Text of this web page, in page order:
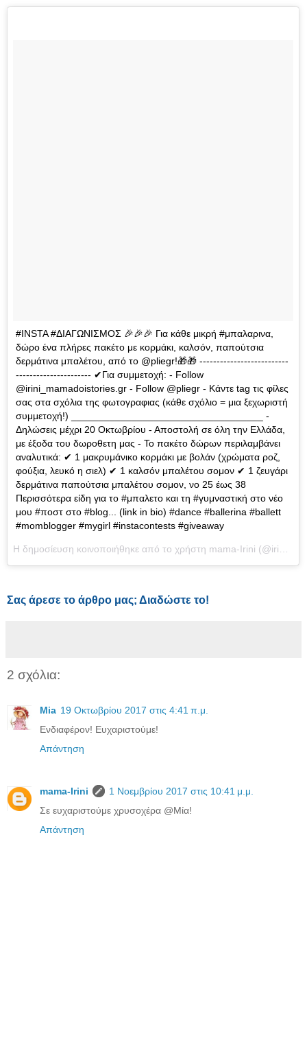
#INSTA #ΔΙΑΓΩΝΙΣΜΟΣ 🎉🎉🎉 Για κάθε μικρή #μπαλαρινα,
δώρο ένα πλήρες πακέτο με κορμάκι, καλσόν, παπούτσια
δερμάτινα μπαλέτου, από το @pliegr!🎁🎁 --------------------------
---------------------- ✔Για συμμετοχή: - Follow
@irini_mamadoistories.gr - Follow @pliegr - Κάντε tag τις φίλες
σας στα σχόλια της φωτογραφιας (κάθε σχόλιο = μια ξεχωριστή
συμμετοχή!) ___________________________________ -
Δηλώσεις μέχρι 20 Οκτωβρίου - Αποστολή σε όλη την Ελλάδα,
με έξοδα του δωροθετη μας - Το πακέτο δώρων περιλαμβάνει
αναλυτικά: ✔ 1 μακρυμάνικο κορμάκι με βολάν (χρώματα ροζ,
φούξια, λευκό η σιελ) ✔ 1 καλσόν μπαλέτου σομον ✔ 1 ζευγάρι
δερμάτινα παπούτσια μπαλέτου σομον, νο 25 έως 38
Περισσότερα είδη για το #μπαλετο και τη #γυμναστική στο νέο
μου #ποστ στο #blog... (link in bio) #dance #ballerina #ballett
#momblogger #mygirl #instacontests #giveaway
Σας άρεσε το άρθρο μας; Διαδώστε το!
2 σχόλια:
Mia 19 Οκτωβρίου 2017 στις 4:41 π.μ.
Eνδιαφέρον! Ευχαριστούμε!
Απάντηση
mama-Irini
1 Νοεμβρίου 2017 στις 10:41 μ.μ.
Σε ευχαριστούμε χρυσοχέρα @Μία!
Απάντηση